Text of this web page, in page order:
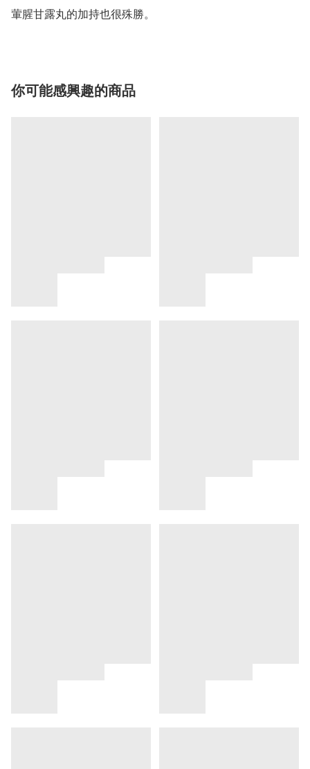
葷腥甘露丸的加持也很殊勝。
你可能感興趣的商品